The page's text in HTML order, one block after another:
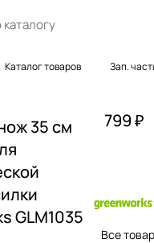
Каталог товаров Зап.
35 см
GLM1035
799 ₽
Все